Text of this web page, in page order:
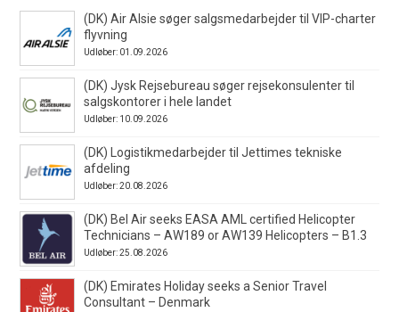
(DK) Air Alsie søger salgsmedarbejder til VIP-charter
flyvning
Udløber: 01.09.2026
(DK) Jysk Rejsebureau søger rejsekonsulenter til
salgskontorer i hele landet
Udløber: 10.09.2026
(DK) Logistikmedarbejder til Jettimes tekniske
afdeling
Udløber: 20.08.2026
(DK) Bel Air seeks EASA AML certified Helicopter
Technicians – AW189 or AW139 Helicopters – B1.3
Udløber: 25.08.2026
(DK) Emirates Holiday seeks a Senior Travel
Consultant – Denmark